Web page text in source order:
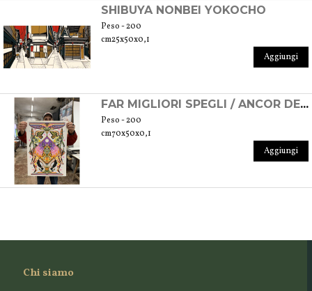
SHIBUYA NONBEI YOKOCHO
Peso - 200
cm25x50x0,1
Aggiungi
FAR MIGLIORI SPEGLI / ANCOR DE LI OCCHI
Peso - 200
cm70x50x0,1
Aggiungi
Chi siamo